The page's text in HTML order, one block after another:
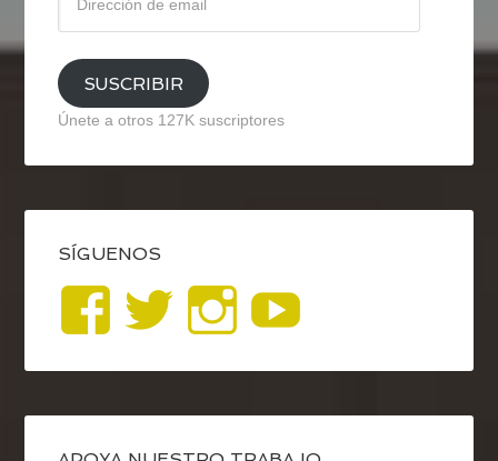
email
SUSCRIBIR
Únete a otros 127K suscriptores
SÍGUENOS
Ver
perfil
de
Ver
perfil
de
Ver
perfil
de